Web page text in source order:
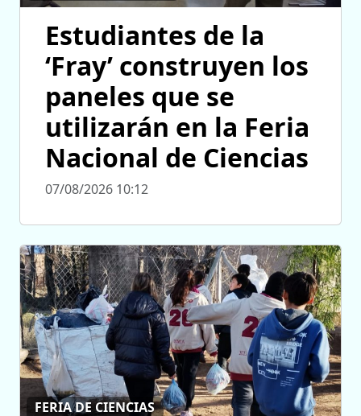
Estudiantes de la
‘Fray’ construyen los
paneles que se
utilizarán en la Feria
Nacional de Ciencias
07/08/2026 10:12
FERIA DE CIENCIAS